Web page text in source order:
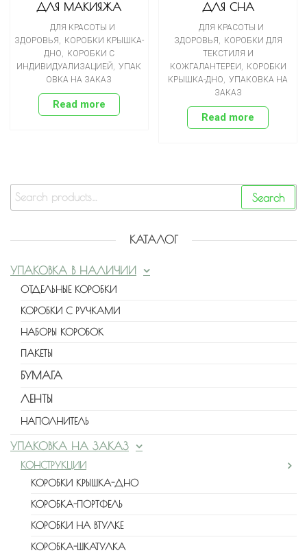
ДЛЯ МАКИЯЖА
ДЛЯ КРАСОТЫ И
ЗДОРОВЬЯ, КОРОБКИ КРЫШКА-
ДНО, КОРОБКИ С
ИНДИВИДУАЛИЗАЦИЕЙ , УПАК
ОВКА НА ЗАКАЗ
Read more
ДЛЯ СНА
ДЛЯ КРАСОТЫ И
ЗДОРОВЬЯ, КОРОБКИ ДЛЯ
ТЕКСТИЛЯ И
КОЖГАЛАНТЕРЕИ , КОРОБКИ
КРЫШКА-ДНО, УПАКОВКА НА
ЗАКАЗ
Read more
Search
КАТАЛОГ
УПАКОВКА В НАЛИЧИИ
ОТДЕЛЬНЫЕ КОРОБКИ
КОРОБКИ С РУЧКАМИ
НАБОРЫ КОРОБОК
ПАКЕТЫ
БУМАГА
ЛЕНТЫ
НАПОЛНИТЕЛЬ
УПАКОВКА НА ЗАКАЗ
КОНСТРУКЦИИ
КОРОБКИ КРЫШКА-ДНО
КОРОБКА-ПОРТФЕЛЬ
КОРОБКИ НА ВТУЛКЕ
КОРОБКА-ШКАТУЛКА